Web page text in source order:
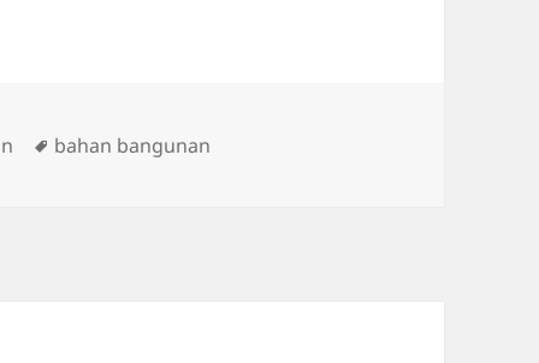
Tags
bahan bangunan